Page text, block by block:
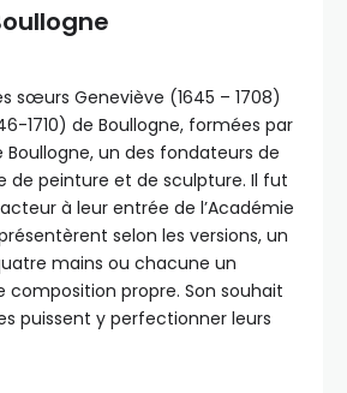
sœurs Geneviève (1645 – 1708)
1710) de Boullogne, formées par
Boullogne, un des fondateurs de
de peinture et de sculpture. Il fut
à leur entrée de l’Académie
selon les versions, un
mains ou chacune un
composition propre. Son souhait
puissent y perfectionner leurs